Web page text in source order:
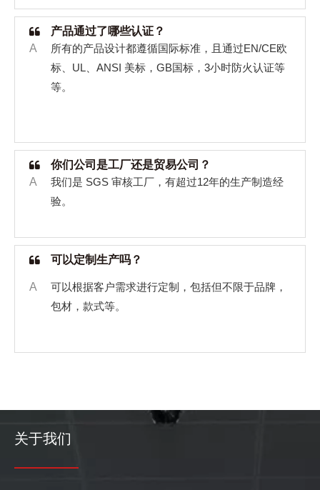
产品通过了哪些认证？
A
所有的产品设计都遵循国际标准，且通过EN/CE欧
标、 UL ANSI 美标， GB国标， 3小时防火认证等
等。
你们公司是工厂还是贸易公司？
A
我们是 SGS 审核工厂，有超过12年的生产制造经
验。
可以定制生产吗？
A
可以根据客户需求进行定制，包括但不限于品牌，
包材，款式等。
关于我们